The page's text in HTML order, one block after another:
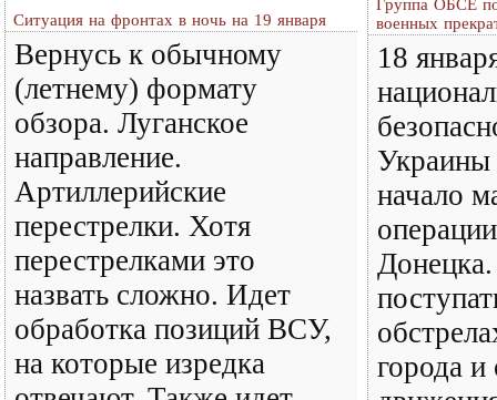
Ситуация на фронтах в ночь на 19 января
Вернусь к обычному
(летнему) формату
обзора. Луганское
направление.
Артиллерийские
перестрелки. Хотя
перестрелками это
назвать сложно. Идет
обработка позиций ВСУ,
на которые изредка
Группа ОБСЕ
военных
18
Украины
начало
города и